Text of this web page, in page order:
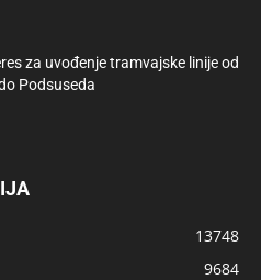
za uvođenje tramvajske linije od
Podsuseda
13748
9684